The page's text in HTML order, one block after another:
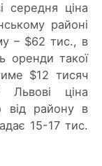
середня ціна
районі
– $62 тис., в
оренди такої
$12 тисяч
ціна
від району в
15-17 тис.